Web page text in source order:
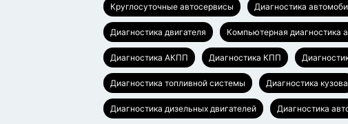
Круглосуточные автосервисы Диагностика
Диагностика двигателя Компьютерная диагностика
Диагностика АКПП Диагностика КПП
Диагностика топливной системы Диагностика кузова
Диагностика дизельных двигателей Диагностика